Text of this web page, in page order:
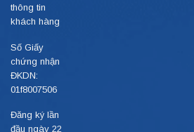
thông tin
khách hàng
Số Giấy
chứng nhận
ĐKDN:
01f8007506
Đăng ký lần
đầu ngày 22